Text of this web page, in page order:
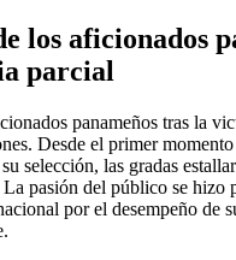
los aficionados
parcial
panameños tras la
Desde el primer
selección, las gradas
pasión del público se hizo
por el desempeño de